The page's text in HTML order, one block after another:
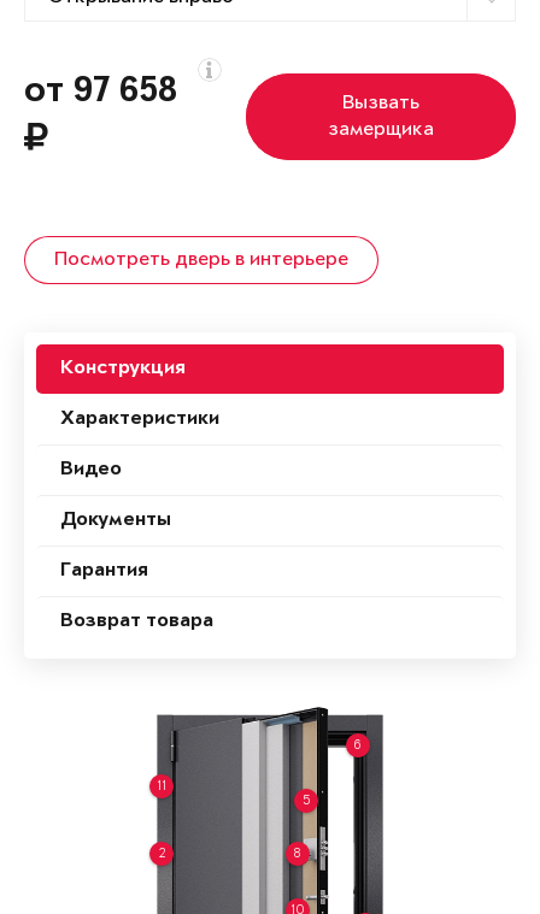
от 97 658
Вызвать
замерщика
Посмотреть дверь в интерьере
Конструкция
Характеристики
Видео
Документы
Гарантия
Возврат товара
2
5
6
8
10
11